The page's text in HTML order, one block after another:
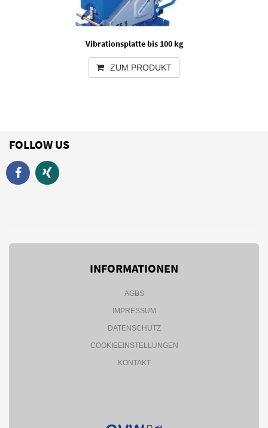
Vibrationsplatte bis 100 kg
ZUM PRODUKT
FOLLOW US
INFORMATIONEN
AGBS
IMPRESSUM
DATENSCHUTZ
COOKIEEINSTELLUNGEN
KONTAKT